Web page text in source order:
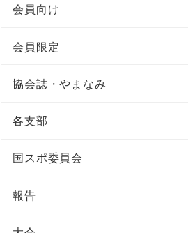
会員向け
会員限定
協会誌・やまなみ
各支部
国スポ委員会
報告